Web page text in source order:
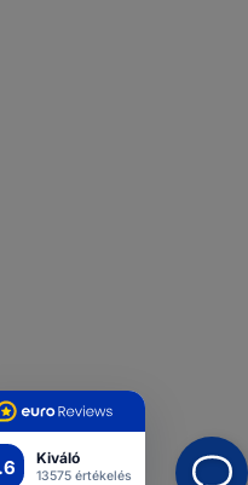
Kiváló
13575 értékelés